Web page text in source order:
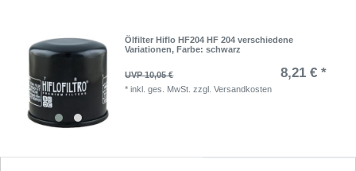
Ölfilter Hiflo HF204 HF 204 verschiedene
Variationen, Farbe: schwarz
UVP 10,05 € 8,21 € *
*inkl. ges. MwSt. zzgl.Versandkosten